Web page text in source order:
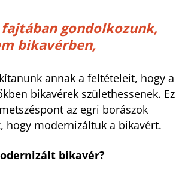
gondolkozunk,
bikavérben,
annak a feltételeit, hogy a
bikavérek születhessenek. Ez
az egri borászok
hogy modernizáltuk a bikavért.
bikavér?